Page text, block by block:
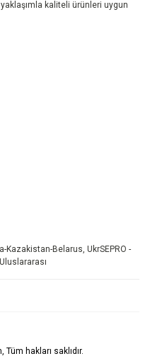
kaliteli ürünleri uygun
Kazakistan-Belarus, UkrSEPRO -
hakları saklıdır.